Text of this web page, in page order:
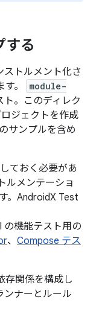
する
トルメント化さ
。
module-
ト。このディレク
ジェクトを作成
サンプルを含め
ておく必要があ
ルメンテーショ
。AndroidX Test
の機能テスト用の
、 Compose テス
存関係を構成し
ンナーとルール